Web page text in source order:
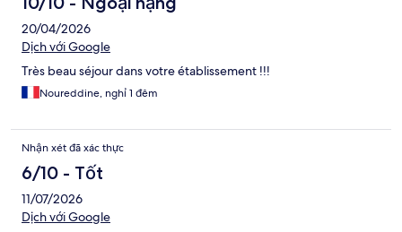
20/04/2026
Dịch với Google
Très beau séjour dans votre établissement !!!
Noureddine, nghỉ 1 đêm
Nhận xét đã xác thực
6/10 - Tốt
11/07/2026
Dịch với Google